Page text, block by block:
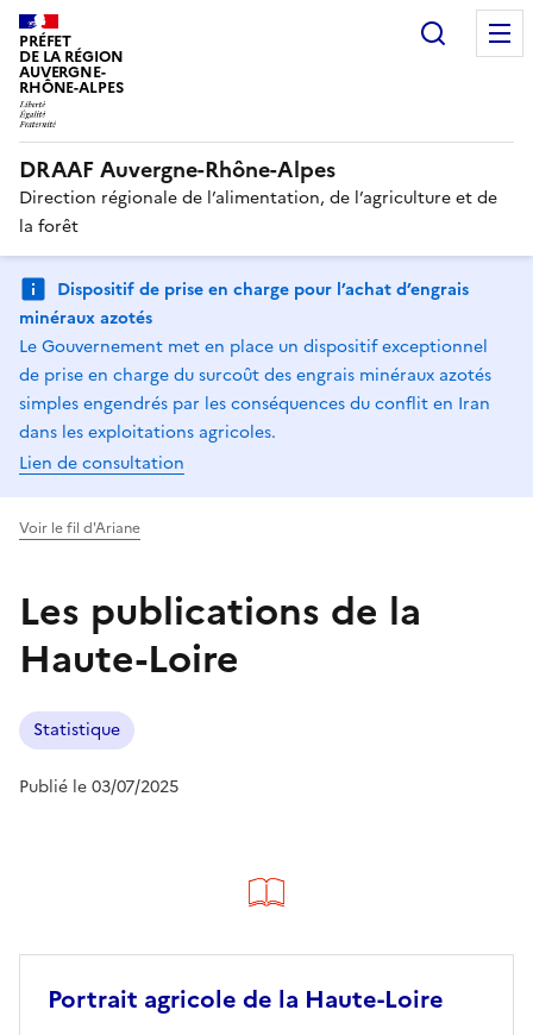
PRÉFET
DE LA RÉGION
AUVERGNE-
RHÔNE-ALPES
DRAAF Auvergne-Rhône-Alpes
Direction régionale de l’alimentation, de l’agriculture et de
la forêt
Dispositif de prise en charge pour l’achat d’engrais
minéraux azotés
Le Gouvernement met en place un dispositif exceptionnel
de prise en charge du surcoût des engrais minéraux azotés
simples engendrés par les conséquences du conflit en Iran
dans les exploitations agricoles.
Lien de consultation
Voir le fil d'Ariane
Les publications de la
Haute-Loire
Statistique
Publié le 03/07/2025
Portrait agricole de la Haute-Loire